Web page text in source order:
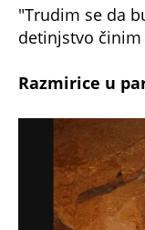
"Trudim se da
detinjstvo činim
Razmirice u